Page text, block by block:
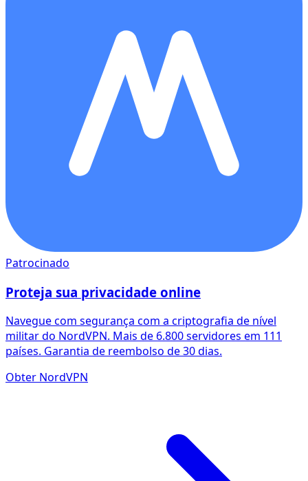
Patrocinado
Proteja sua privacidade online
Navegue com segurança com a criptografia de nível
militar do NordVPN. Mais de 6.800 servidores em 111
países. Garantia de reembolso de 30 dias.
Obter NordVPN